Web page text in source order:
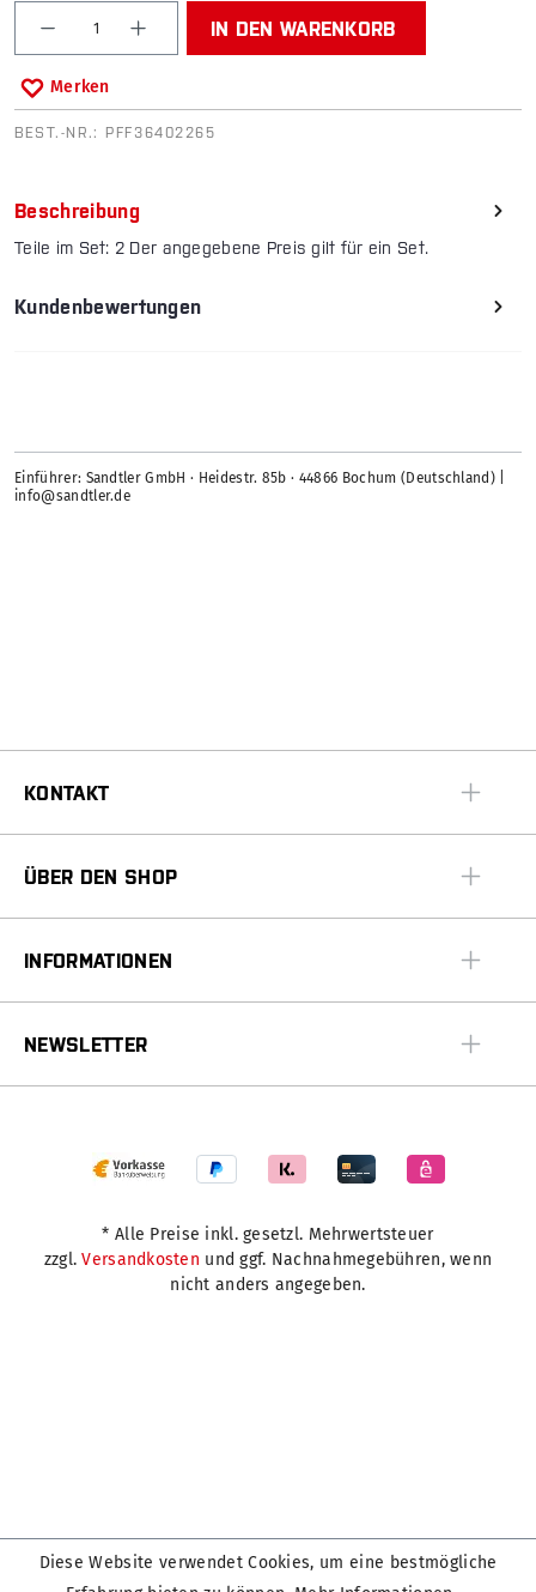
Produkt Anzahl: Gib den gewünschten Wert ein
IN DEN WARENKORB
Merken
BEST.-NR.: PFF36402265
Beschreibung
Teile im Set: 2 Der angegebene Preis gilt für ein Set.
Kundenbewertungen
Einführer: Sandtler GmbH · Heidestr. 85b · 44866 Bochum (Deutschland) |
info@sandtler.de
KONTAKT
ÜBER DEN SHOP
INFORMATIONEN
NEWSLETTER
* Alle Preise inkl. gesetzl. Mehrwertsteuer
zzgl.Versandkosten und ggf. Nachnahmegebühren, wenn
nicht anders angegeben.
Diese Website verwendet Cookies, um eine bestmögliche